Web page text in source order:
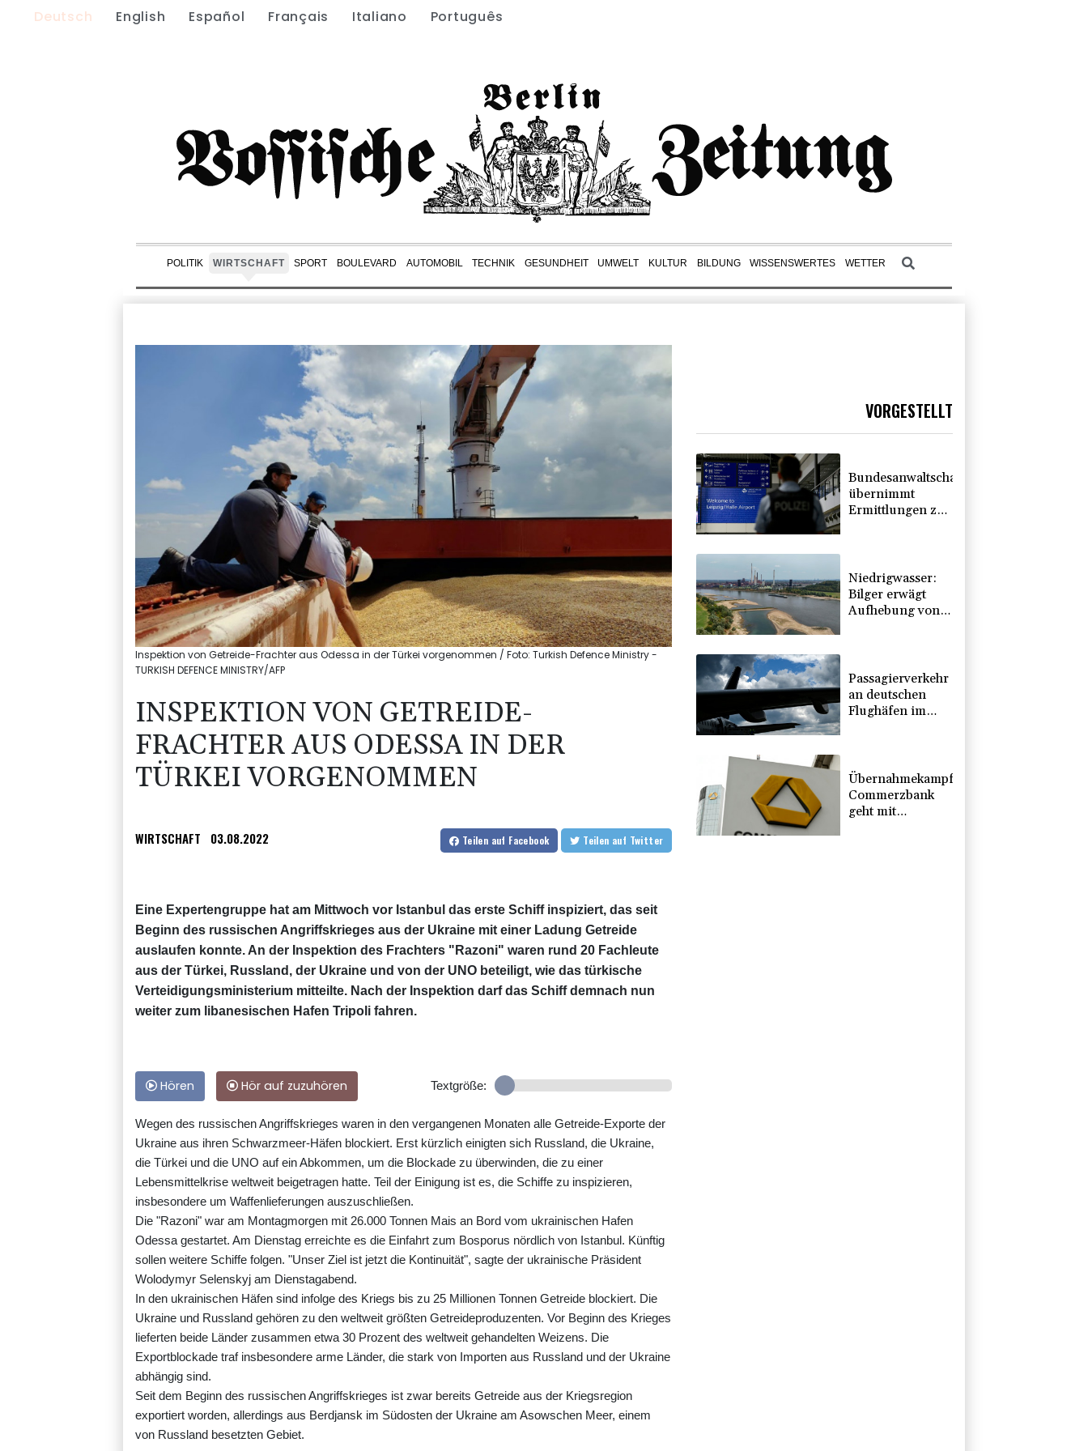
Deutsch English Español Français Italiano Português
POLITIK WIRTSCHAFT SPORT BOULEVARD AUTOMOBIL TECHNIK GESUNDHEIT UMWELT KULTUR BILDUNG WISSENSWERTES WETTER
Inspektion von Getreide-Frachter aus Odessa in der Türkei vorgenommen / Foto: Turkish Defence Ministry -
TURKISH DEFENCE MINISTRY/AFP
INSPEKTION VON GETREIDE-
FRACHTER AUS ODESSA IN DER
TÜRKEI VORGENOMMEN
WIRTSCHAFT 03.08.2022 Teilen auf Facebook Teilen auf Twitter
Eine Expertengruppe hat am Mittwoch vor Istanbul das erste Schiff inspiziert, das seit
Beginn des russischen Angriffskrieges aus der Ukraine mit einer Ladung Getreide
auslaufen konnte. An der Inspektion des Frachters "Razoni" waren rund 20 Fachleute
aus der Türkei, Russland, der Ukraine und von der UNO beteiligt, wie das türkische
Verteidigungsministerium mitteilte. Nach der Inspektion darf das Schiff demnach nun
weiter zum libanesischen Hafen Tripoli fahren.
Hören Hör auf zuzuhören Textgröße:
Wegen des russischen Angriffskrieges waren in den vergangenen Monaten alle Getreide-Exporte der
Ukraine aus ihren Schwarzmeer-Häfen blockiert. Erst kürzlich einigten sich Russland, die Ukraine,
die Türkei und die UNO auf ein Abkommen, um die Blockade zu überwinden, die zu einer
Lebensmittelkrise weltweit beigetragen hatte. Teil der Einigung ist es, die Schiffe zu inspizieren,
insbesondere um Waffenlieferungen auszuschließen.
Die "Razoni" war am Montagmorgen mit 26.000 Tonnen Mais an Bord vom ukrainischen Hafen
Odessa gestartet. Am Dienstag erreichte es die Einfahrt zum Bosporus nördlich von Istanbul. Künftig
sollen weitere Schiffe folgen. "Unser Ziel ist jetzt die Kontinuität", sagte der ukrainische Präsident
Wolodymyr Selenskyj am Dienstagabend.
In den ukrainischen Häfen sind infolge des Kriegs bis zu 25 Millionen Tonnen Getreide blockiert. Die
Ukraine und Russland gehören zu den weltweit größten Getreideproduzenten. Vor Beginn des Krieges
lieferten beide Länder zusammen etwa 30 Prozent des weltweit gehandelten Weizens. Die
Exportblockade traf insbesondere arme Länder, die stark von Importen aus Russland und der Ukraine
abhängig sind.
Seit dem Beginn des russischen Angriffskrieges ist zwar bereits Getreide aus der Kriegsregion
exportiert worden, allerdings aus Berdjansk im Südosten der Ukraine am Asowschen Meer, einem
von Russland besetzten Gebiet.
VORGESTELLT
Bundesanwaltschaft
übernimmt
Ermittlungen zu
Niedrigwasser:
Bilger erwägt
Aufhebung von
Passagierverkehr
an deutschen
Flughäfen im
Übernahmekampf:
Commerzbank
geht mit